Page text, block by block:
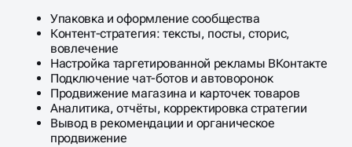
Упаковка и оформление сообщества
Контент-стратегия: тексты, посты, сторис,
вовлечение
Настройка таргетированной рекламы ВКонтакте
Подключение чат-ботов и автоворонок
Продвижение магазина и карточек товаров
Аналитика, отчёты, корректировка стратегии
Вывод в рекомендации и органическое
продвижение